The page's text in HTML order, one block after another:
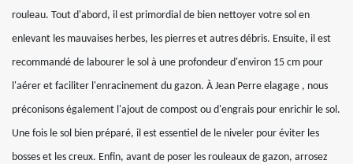
rouleau. Tout d'abord, il est primordial de bien nettoyer votre sol en
enlevant les mauvaises herbes, les pierres et autres débris. Ensuite, il est
recommandé de labourer le sol à une profondeur d'environ 15 cm pour
l'aérer et faciliter l'enracinement du gazon. À Jean Perre elagage , nous
préconisons également l'ajout de compost ou d'engrais pour enrichir le sol.
Une fois le sol bien préparé, il est essentiel de le niveler pour éviter les
bosses et les creux. Enfin, avant de poser les rouleaux de gazon, arrosez